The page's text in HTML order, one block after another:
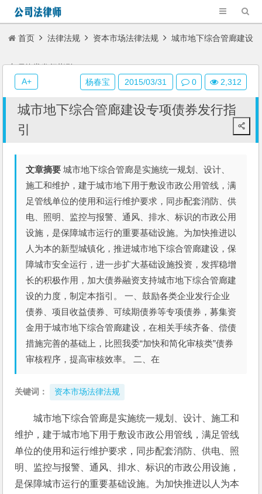
首页 法律法规 资本市场法律法规 城市地下综合管廊建设
专项债券发行指引
城市地下综合管廊建设专项债券发行指
引
文章摘要 城市地下综合管廊是实施统一规划、设计、
施工和维护，建于城市地下用于敷设市政公用管线，满
足管线单位的使用和运行维护要求，同步配套消防、供
电、照明、监控与报警、通风、排水、标识的市政公用
设施，是保障城市运行的重要基础设施。为加快推进以
人为本的新型城镇化，推进城市地下综合管廊建设，保
障城市安全运行，进一步扩大基础设施投资，发挥稳增
长的积极作用，加大债券融资支持城市地下综合管廊建
设的力度，制定本指引。 一、鼓励各类企业发行企业
债券、项目收益债券、可续期债券等专项债券，募集资
金用于城市地下综合管廊建设，在相关手续齐备、偿债
措施完善的基础上，比照我委“加快和简化审核类”债券
审核程序，提高审核效率。 二、在
关键词： 资本市场法律法规
城市地下综合管廊是实施统一规划、设计、施工和
维护，建于城市地下用于敷设市政公用管线，满足管线
单位的使用和运行维护要求，同步配套消防、供电、照
明、监控与报警、通风、排水、标识的市政公用设施，
是保障城市运行的重要基础设施。为加快推进以人为本
杨春宝 2015/03/31 0 2,312
A+